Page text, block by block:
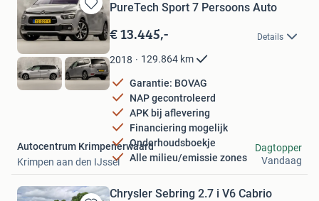
Bewaren
in
Mijn
Favorieten
PureTech Sport 7 Persoons Auto
€ 13.445,- Details
2018 129.864 km
Garantie: BOVAG
NAP gecontroleerd
APK bij aflevering
Financiering mogelijk
Onderhoudsboekje
Alle milieu/emissie zones
Autocentrum Krimpenerwaard
Krimpen aan den IJssel
Dagtopper
Vandaag
Chrysler Sebring 2.7 i V6 Cabrio